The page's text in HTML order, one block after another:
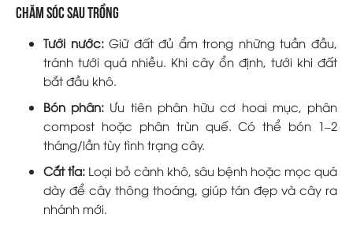
Chăm sóc sau trồng
Tưới nước:Giữ đất đủ ẩm trong những tuần đầu,
tránh tưới quá nhiều. Khi cây ổn định, tưới khi đất
bắt đầu khô.
Bón phân: Ưu tiên phân hữu cơ hoai mục, phân
compost hoặc phân trùn quế. Có thể bón 1–2
tháng/lần tùy tình trạng cây.
Cắt tỉa: Loại bỏ cành khô, sâu bệnh hoặc mọc quá
dày để cây thông thoáng, giúp tán đẹp và cây ra
nhánh mới.